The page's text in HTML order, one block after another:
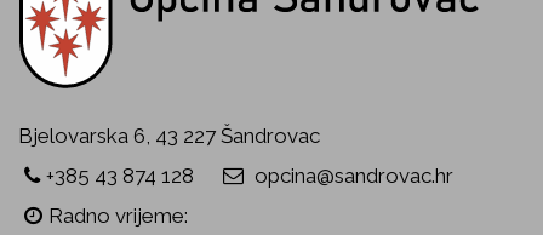
Bjelovarska 6, 43 227 Šandrovac
+385 43 874 128
opcina@sandrovac.hr
Radno vrijeme: